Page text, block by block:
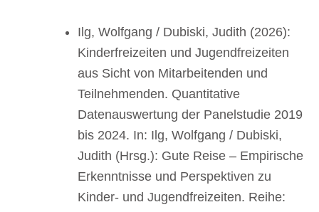
Ilg, Wolfgang / Dubiski, Judith (2026):
Kinderfreizeiten und Jugendfreizeiten
aus Sicht von Mitarbeitenden und
Teilnehmenden. Quantitative
Datenauswertung der Panelstudie 2019
bis 2024. In: Ilg, Wolfgang / Dubiski,
Judith (Hrsg.): Gute Reise – Empirische
Erkenntnisse und Perspektiven zu
Kinder- und Jugendfreizeiten. Reihe: